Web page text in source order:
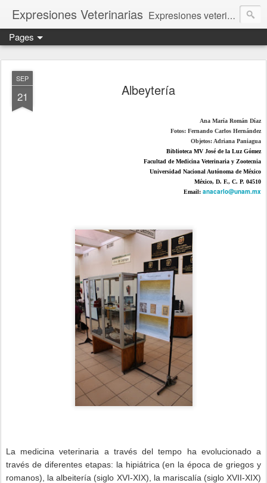
Expresiones Veterinarias Expresiones veterinarias es una publicación en linea de la biblioteca de la Facultad de Veterinaria y Zootecnia de la UNAM
Pages
SEP
21 Albeytería
Ana María Román Díaz
Fotos: Fernando Carlos Hernández
Objetos: Adriana Paniagua
Biblioteca MV José de la Luz Gómez
Facultad de Medicina Veterinaria y Zootecnia
Universidad Nacional Autónoma de México
México, D. F., C. P. 04510
Email: anacarlo@unam.mx
La medicina veterinaria a través del tempo ha evolucionado a
través de diferentes etapas: la hipiátrica (en la época de griegos y
romanos), la albeitería (siglo XVI-XIX), la mariscalía (siglo XVII-XIX)